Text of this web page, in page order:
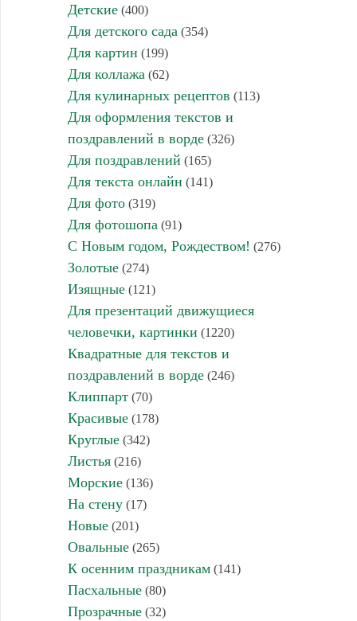
Детские(400)
Для детского сада (354)
Для картин (199)
Для коллажа (62)
Для кулинарных рецептов (113)
Для оформления текстов и
поздравлений в ворде(326)
Для поздравлений (165)
Для текста онлайн (141)
Для фото(319)
Для фотошопа (91)
С Новым годом, Рождеством! (276)
Золотые(274)
Изящные(121)
Для презентаций движущиеся
человечки, картинки (1220)
Квадратные для текстов и
поздравлений в ворде(246)
Клиппарт(70)
Красивые(178)
Круглые(342)
Листья(216)
Морские(136)
На стену(17)
Новые(201)
Овальные(265)
К осенним праздникам(141)
Пасхальные(80)
Прозрачные(32)